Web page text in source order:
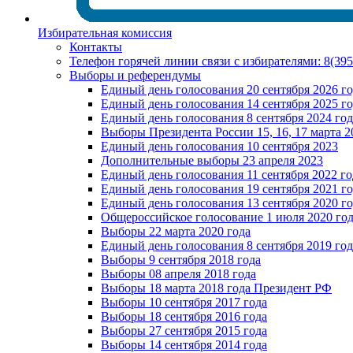
Избирательная комиссия
Контакты
Телефон горячей линии связи с избирателями:
Выборы и референдумы
Единый день голосования 20 сентября 2026
Единый день голосования 14 сентября 2025
Единый день голосования 8 сентября 2024
Выборы Президента России 15, 16, 17 марта
Единый день голосования 10 сентября 2023
Дополнительные выборы 23 апреля 2023
Единый день голосования 11 сентября 2022
Единый день голосования 19 сентября 2021
Единый день голосования 13 сентября 2020
Общероссийское голосование 1 июля 2020
Выборы 22 марта 2020 года
Единый день голосования 8 сентября 2019
Выборы 9 сентября 2018 года
Выборы 08 апреля 2018 года
Выборы 18 марта 2018 года Президент РФ
Выборы 10 сентября 2017 года
Выборы 18 сентября 2016 года
Выборы 27 сентября 2015 года
Выборы 14 сентября 2014 года